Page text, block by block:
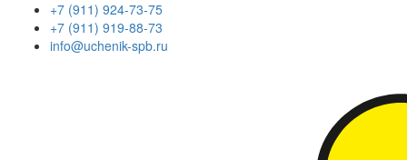
+7 (911) 924-73-75
+7 (911) 919-88-73
info@uchenik-spb.ru